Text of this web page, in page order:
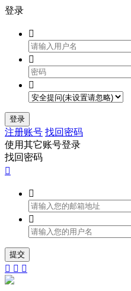
登录



登录
注册账号 找回密码
使用其它账号登录
找回密码



提交
  